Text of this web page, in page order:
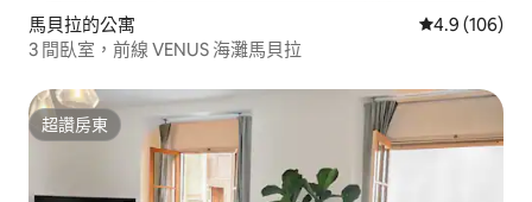
馬貝拉的公寓 從 106 則評
4.9 (106)
3 間臥室，前線 VENUS 海灘馬貝拉
超讚房東
超讚房東